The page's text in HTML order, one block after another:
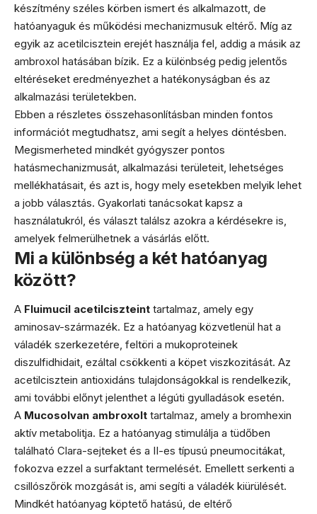
készítmény széles körben ismert és alkalmazott, de
hatóanyaguk és működési mechanizmusuk eltérő. Míg az
egyik az acetilcisztein erejét használja fel, addig a másik az
ambroxol hatásában bízik. Ez a különbség pedig jelentős
eltéréseket eredményezhet a hatékonyságban és az
alkalmazási területekben.
Ebben a részletes összehasonlításban minden fontos
információt megtudhatsz, ami segít a helyes döntésben.
Megismerheted mindkét gyógyszer pontos
hatásmechanizmusát, alkalmazási területeit, lehetséges
mellékhatásait, és azt is, hogy mely esetekben melyik lehet
a jobb választás. Gyakorlati tanácsokat kapsz a
használatukról, és választ találsz azokra a kérdésekre is,
amelyek felmerülhetnek a vásárlás előtt.
Mi a különbség a két hatóanyag
között?
A Fluimucil acetilciszteint tartalmaz, amely egy
aminosav-származék. Ez a hatóanyag közvetlenül hat a
váladék szerkezetére, feltöri a mukoproteinek
diszulfidhidait, ezáltal csökkenti a köpet viszkozitását. Az
acetilcisztein antioxidáns tulajdonságokkal is rendelkezik,
ami további előnyt jelenthet a légúti gyulladások esetén.
A Mucosolvan ambroxolt tartalmaz, amely a bromhexin
aktív metabolitja. Ez a hatóanyag stimulálja a tüdőben
található Clara-sejteket és a II-es típusú pneumocitákat,
fokozva ezzel a surfaktant termelését. Emellett serkenti a
csillószőrök mozgását is, ami segíti a váladék kiürülését.
Mindkét hatóanyag köptető hatású, de eltérő